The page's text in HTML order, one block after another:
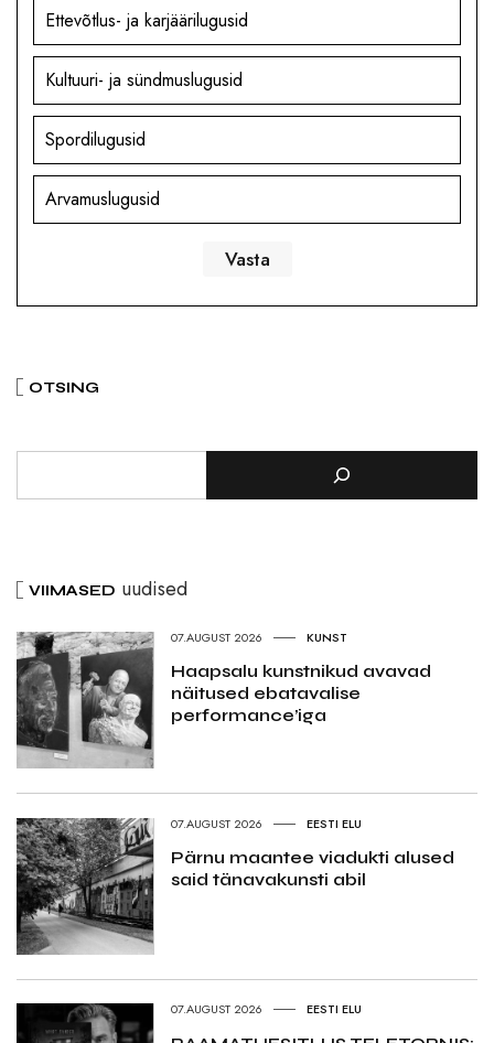
Ettevõtlus- ja karjäärilugusid
Kultuuri- ja sündmuslugusid
Spordilugusid
Arvamuslugusid
OTSING
VIIMASED uudised
07.AUGUST 2026 KUNST
Haapsalu kunstnikud avavad
näitused ebatavalise
performance’iga
07.AUGUST 2026 EESTI ELU
Pärnu maantee viadukti alused
said tänavakunsti abil
07.AUGUST 2026 EESTI ELU